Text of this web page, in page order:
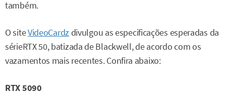
também.
O siteVideoCardzdivulgou as especificações esperadas da
sérieRTX 50, batizada de Blackwell, de acordo com os
vazamentos mais recentes. Confira abaixo:
RTX 5090